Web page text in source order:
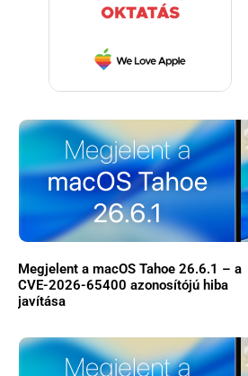
Megjelent a macOS Tahoe 26.6.1 – a
CVE-2026-65400 azonosítójú hiba
javítása